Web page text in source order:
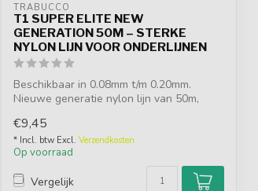
TRABUCCO
T1 SUPER ELITE NEW
GENERATION 50M – STERKE
NYLON LIJN VOOR ONDERLIJNEN
Beschikbaar in 0.08mm t/m 0.20mm.
Nieuwe generatie nylon lijn van 50m,
€9,45
* Incl. btw Excl. Verzendkosten
Op voorraad
Vergelijk